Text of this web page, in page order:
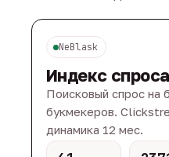
NeBlask
Индекс
Поисковый спрос на
букмекеров.
динамика 12 мес.